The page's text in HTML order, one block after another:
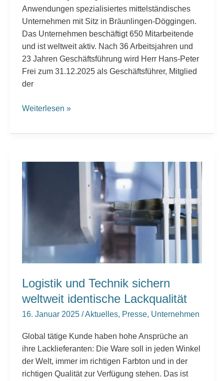
Anwendungen spezialisiertes mittelständisches
Unternehmen mit Sitz in Bräunlingen-Döggingen.
Das Unternehmen beschäftigt 650 Mitarbeitende
und ist weltweit aktiv. Nach 36 Arbeitsjahren und
23 Jahren Geschäftsführung wird Herr Hans-Peter
Frei zum 31.12.2025 als Geschäftsführer, Mitglied
der
Weiterlesen »
Logistik und Technik sichern
weltweit identische Lackqualität
16. Januar 2025 /Aktuelles, Presse, Unternehmen
Global tätige Kunde haben hohe Ansprüche an
ihre Lacklieferanten: Die Ware soll in jeden Winkel
der Welt, immer im richtigen Farbton und in der
richtigen Qualität zur Verfügung stehen. Das ist
und